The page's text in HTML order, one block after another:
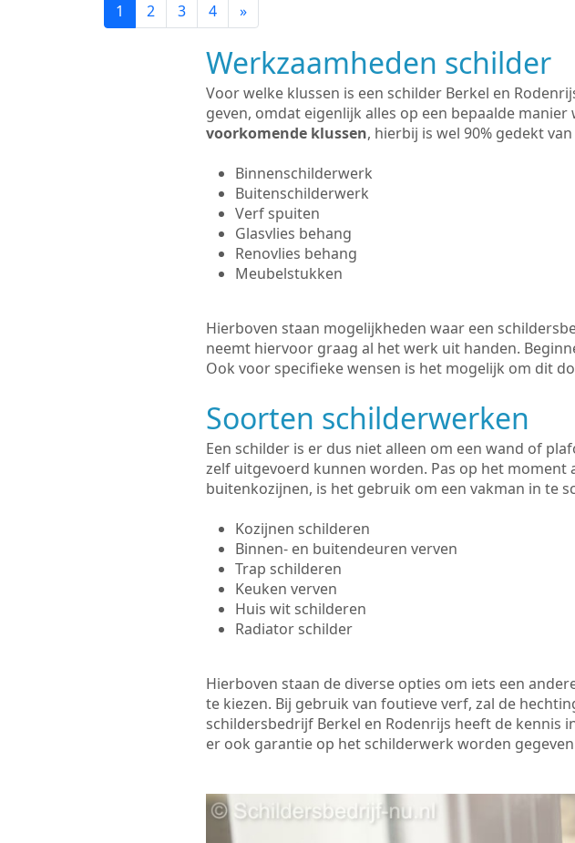
1 2 3 4 »
Werkzaamheden schilder
Voor welke klussen is een schilder Berkel en
geven, omdat eigenlijk alles op een bepaalde
voorkomende klussen, hierbij is wel 90% gedekt
Binnenschilderwerk
Buitenschilderwerk
Verf spuiten
Glasvlies behang
Renovlies behang
Meubelstukken
Hierboven staan mogelijkheden waar een
neemt hiervoor graag al het werk uit handen.
Ook voor specifieke wensen is het mogelijk om dit
Soorten schilderwerken
Een schilder is er dus niet alleen om een wand of
zelf uitgevoerd kunnen worden. Pas op het moment
buitenkozijnen, is het gebruik om een vakman in te
Kozijnen schilderen
Binnen- en buitendeuren verven
Trap schilderen
Keuken verven
Huis wit schilderen
Radiator schilder
Hierboven staan de diverse opties om iets een
te kiezen. Bij gebruik van foutieve verf, zal de
schildersbedrijf Berkel en Rodenrijs heeft de kennis
er ook garantie op het schilderwerk worden